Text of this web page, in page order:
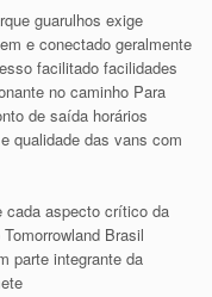
guarulhos exige
e conectado geralmente
facilitado facilidades
no caminho Para
de saída horários
qualidade das vans com
cada aspecto crítico da
Brasil
parte integrante da